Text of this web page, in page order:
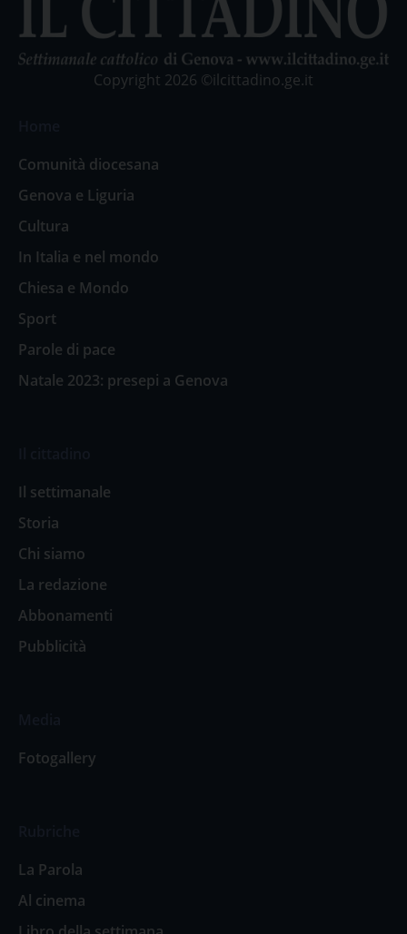
Copyright 2026 ©ilcittadino.ge.it
Comunità diocesana
Genova e Liguria
Cultura
In Italia e nel mondo
Chiesa e Mondo
Sport
Parole di pace
Natale 2023: presepi a Genova
Il settimanale
Storia
Chi siamo
La redazione
Abbonamenti
Pubblicità
Fotogallery
La Parola
Al cinema